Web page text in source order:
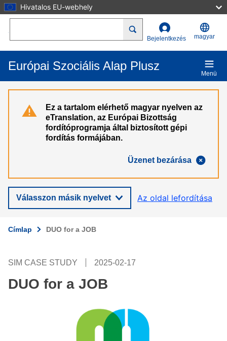
Ugrás a tartalomra
Hivatalos EU-webhely
Bejelentkezés magyar
Európai Szociális Alap Plusz
Menü
Üzenet bezárása
Ez a tartalom elérhető magyar nyelven az
eTranslation, az Európai Bizottság
fordítóprogramja által biztosított gépi
fordítás formájában.
Válasszon másik nyelvet Az oldal lefordítása
Címlap DUO for a JOB
SIM CASE STUDY 2025-02-17
DUO for a JOB